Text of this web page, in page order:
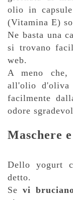
olio in
(Vitamina E)
Ne basta una
si trovano
web.
A meno che,
all'olio d'oliva
facilmente
odore
Maschere
Dello yogurt
detto.
Se vi